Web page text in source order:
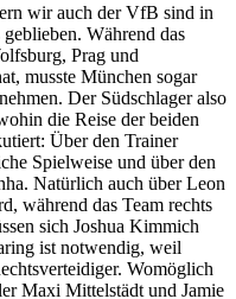
wir auch der VfB sind in
Während das
Prag und
musste München sogar
Der Südschlager also
die Reise der beiden
Über den Trainer
Spielweise und über den
Natürlich auch über Leon
während das Team rechts
sich Joshua Kimmich
ist notwendig, weil
Womöglich
Maxi Mittelstädt und Jamie